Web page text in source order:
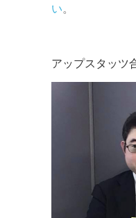
い。
アップスタッツ